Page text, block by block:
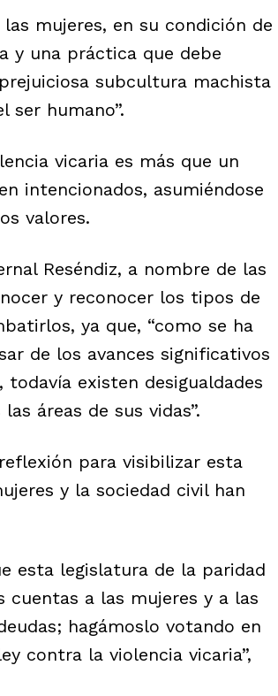
mujeres, en su condición de
y una práctica que debe
subcultura machista
ser humano”.
vicaria es más que un
intencionados, asumiéndose
valores.
Reséndiz, a nombre de las
y reconocer los tipos de
ya que, “como se ha
de los avances significativos
existen desigualdades
áreas de sus vidas”.
para visibilizar esta
y la sociedad civil han
esta legislatura de la paridad
cuentas a las mujeres y a las
hagámoslo votando en
contra la violencia vicaria”,